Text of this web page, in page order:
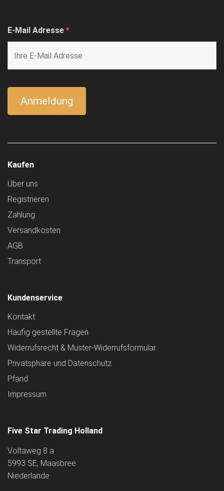
E-Mail Adresse *
Kaufen
Über uns
Registrieren
Zahlung
Versandkosten
AGB
Transport
Kundenservice
Kontakt
Häufig gestellte Fragen
Widerrufsrecht & Muster-Widerrufsformular
Privatsphäre und Datenschutz
Pfand
Impressum
Five Star Trading Holland
Voltaweg 8 a
5993 SE, Maasbree
Niederlande